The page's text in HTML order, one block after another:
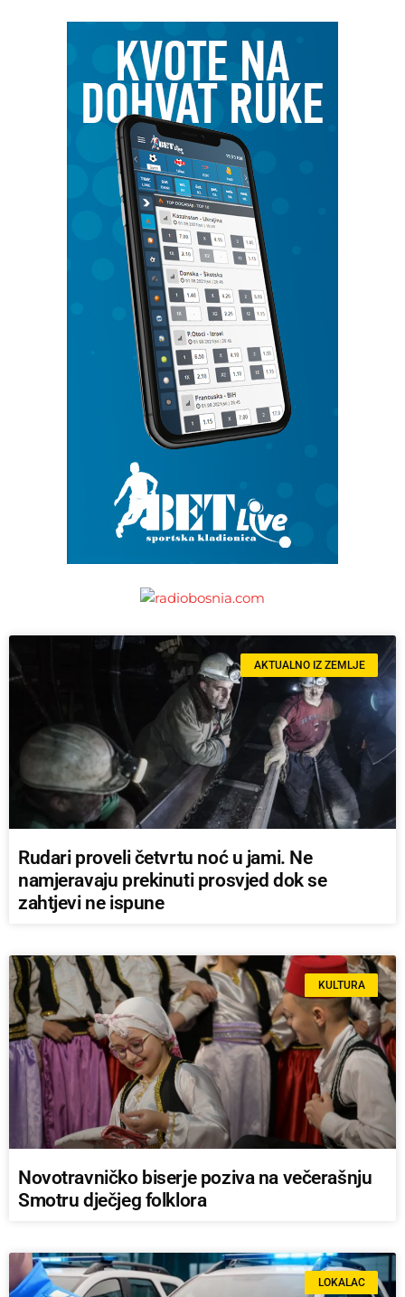
AKTUALNO IZ ZEMLJE
Rudari proveli četvrtu noć u jami. Ne
namjeravaju prekinuti prosvjed dok se
zahtjevi ne ispune
KULTURA
Novotravničko biserje poziva na večerašnju
Smotru dječjeg folklora
LOKALAC